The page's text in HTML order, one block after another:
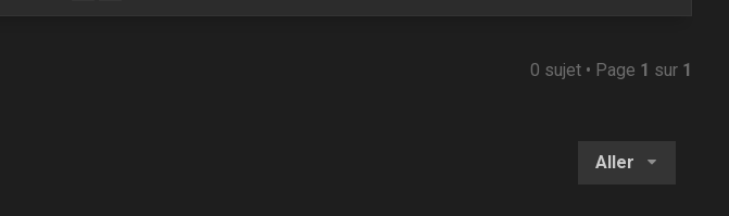
0 sujet • Page 1 sur 1
Aller